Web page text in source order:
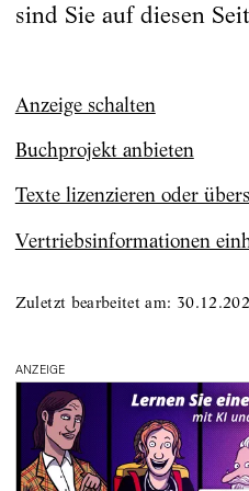
sind Sie auf diesen
Anzeige schalten
Buchprojekt anbieten
Texte lizenzieren oder
Vertriebsinformationen
Zuletzt bearbeitet am:
ANZEIGE